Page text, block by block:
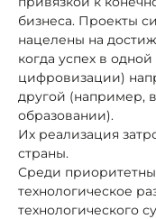
бизнеса. Проекты
нацелены на
когда успех в
цифровизации)
другой (например,
образовании).
Их реализация
страны.
Среди
технологическое
технологического